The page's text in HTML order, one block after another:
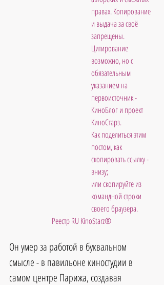
правах. Копирование
и выдача за своё
запрещены.
Цитирование
возможно, но с
обязательным
указанием на
первоисточник -
КиноБлог и проект
КиноСтарз.
Как поделиться этим
постом, как
скопировать ссылку -
внизу;
или скопируйте из
командной строки
своего браузера.
Реестр RU KinoStarz®
Он умер за работой в буквальном
смысле - в павильоне киностудии в
самом центре Парижа, создавая